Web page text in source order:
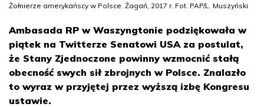
Żołnierze amerykańscy w Polsce. Żagań, 2017 r. Fot. PAP/L. Muszyński
Ambasada RP w Waszyngtonie podziękowała w
piątek na Twitterze Senatowi USA za postulat,
że Stany Zjednoczone powinny wzmocnić stałą
obecność swych sił zbrojnych w Polsce. Znalazło
to wyraz w przyjętej przez wyższą izbę Kongresu
ustawie.